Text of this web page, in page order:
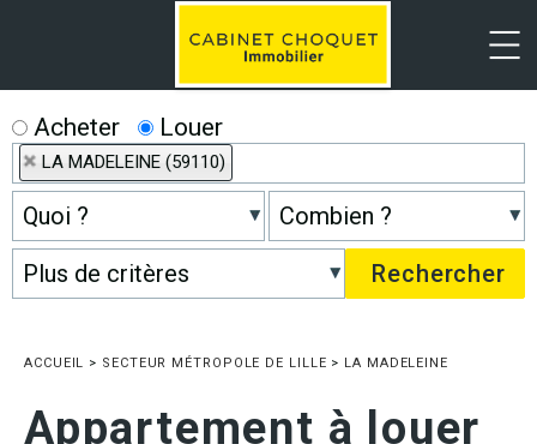
Acheter Louer
LA MADELEINE (59110)
ACCUEIL > SECTEUR MÉTROPOLE DE LILLE > LA MADELEINE
Appartement à louer